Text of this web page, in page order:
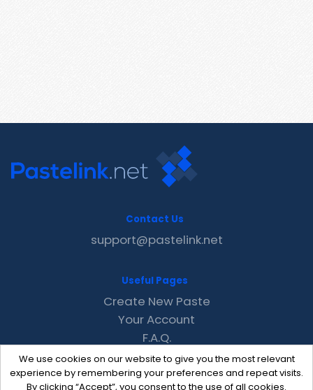
We use cookies on our website to give you the most relevant
experience by remembering your preferences and repeat visits.
By clicking “Accept”, you consent to the use of all cookies.
Contact Us
support@pastelink.net
Useful Pages
Create New Paste
Your Account
F.A.Q.
Recent
Contact